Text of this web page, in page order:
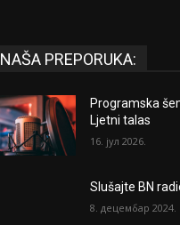
NAŠA PREPORUKA:
Programska
Ljetni talas
16. јул 2026.
Slušajte BN
8. децембар 2024.